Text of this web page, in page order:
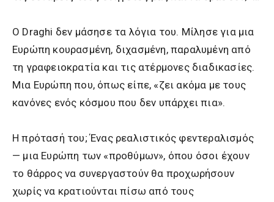
Ο Draghi δεν μάσησε τα λόγια του. Μίλησε για μια
Ευρώπη κουρασμένη, διχασμένη, παραλυμένη από
τη γραφειοκρατία και τις ατέρμονες διαδικασίες.
Μια Ευρώπη που, όπως είπε, «ζει ακόμα με τους
κανόνες ενός κόσμου που δεν υπάρχει πια».
Η πρότασή του; Ένας ρεαλιστικός φεντεραλισμός
— μια Ευρώπη των «προθύμων», όπου όσοι έχουν
το θάρρος να συνεργαστούν θα προχωρήσουν
χωρίς να κρατιούνται πίσω από τους